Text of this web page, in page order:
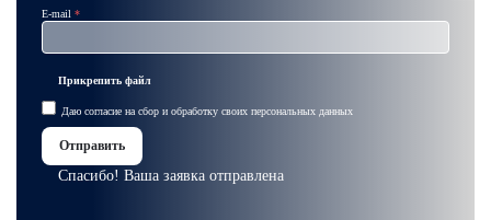
E-mail
Прикрепить файл
Даю согласие на сбор и обработку своих персональных данных
Отправить
Спасибо! Ваша заявка отправлена